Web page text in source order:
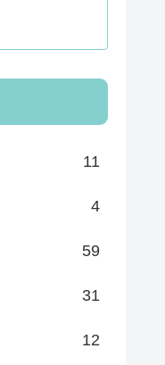
11
4
59
31
12